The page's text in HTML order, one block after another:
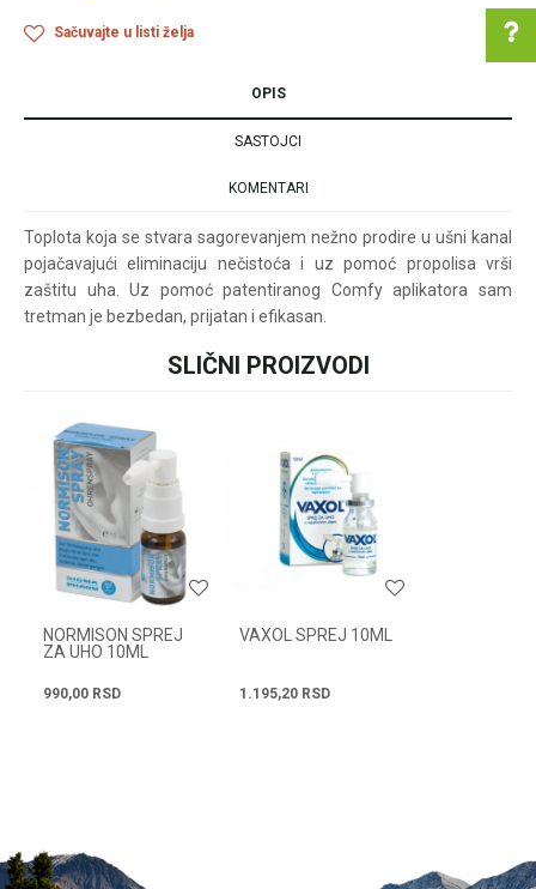
Sačuvajte u listi želja
Za više informacija u
vezi online porudžbine
pišite nam:
customers@oazazdrav
ili pozovite:
+381631105804
Radno vreme
Svakog radnog dana od
08h do 16h
OPIS
SASTOJCI
KOMENTARI
Toplota koja se stvara sagorevanjem nežno prodire u ušni kanal
pojačavajući eliminaciju nečistoća i uz pomoć propolisa vrši
zaštitu uha. Uz pomoć patentiranog Comfy aplikatora sam
tretman je bezbedan, prijatan i efikasan.
Email
Poruka
SLIČNI PROIZVODI
NORMISON SPREJ
ZA UHO 10ML
990,00 RSD
VAXOL SPREJ 10ML
1.195,20 RSD